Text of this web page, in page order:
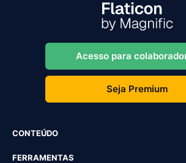
Acesso para
Seja Premium
CONTEÚDO
FERRAMENTAS